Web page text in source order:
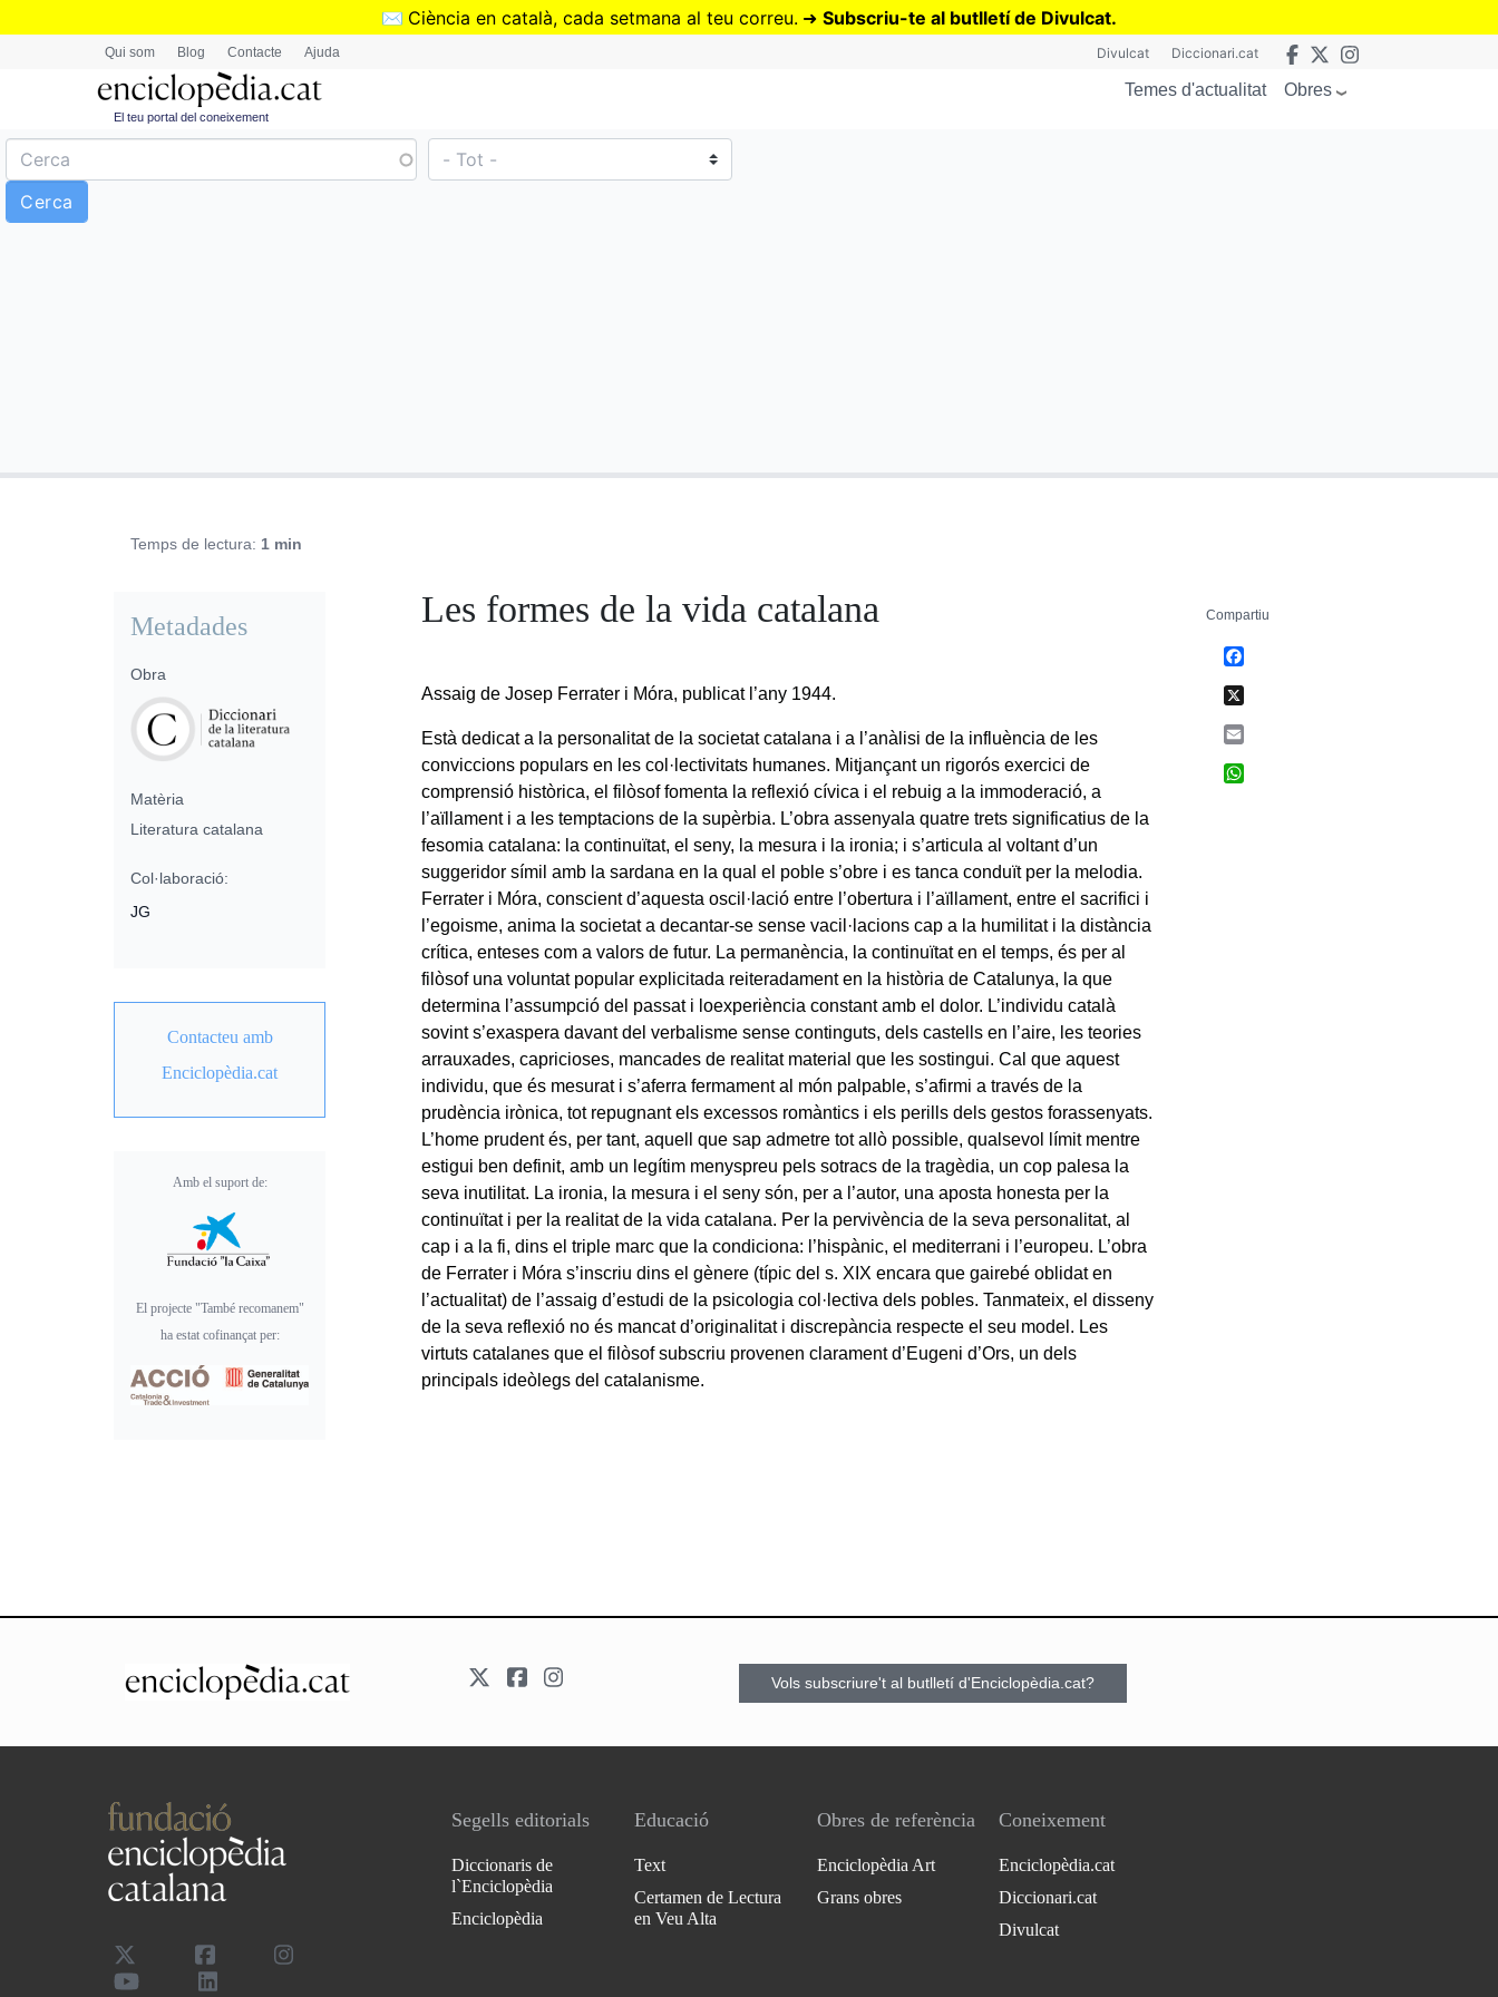
Vés
✉️ Ciència en català, cada setmana al teu correu. ➜ Subscriu-te al butlletí de Divulcat.
Qui som Blog Contacte Ajuda Divulcat Diccionari.cat
El teu portal del coneixement
Temes d'actualitat Obres
Temps de lectura: 1 min
Les formes de la vida catalana
Assaig de Josep Ferrater i Móra, publicat l’any 1944.
Està dedicat a la personalitat de la societat catalana i a l’anàlisi de la influència de les
conviccions populars en les col·lectivitats humanes. Mitjançant un rigorós exercici de
comprensió històrica, el filòsof fomenta la reflexió cívica i el rebuig a la immoderació, a
l’aïllament i a les temptacions de la supèrbia. L’obra assenyala quatre trets significatius de la
fesomia catalana: la continuïtat, el seny, la mesura i la ironia; i s’articula al voltant d’un
suggeridor símil amb la sardana en la qual el poble s’obre i es tanca conduït per la melodia.
Ferrater i Móra, conscient d’aquesta oscil·lació entre l’obertura i l’aïllament, entre el sacrifici i
l’egoisme, anima la societat a decantar-se sense vacil·lacions cap a la humilitat i la distància
crítica, enteses com a valors de futur. La permanència, la continuïtat en el temps, és per al
filòsof una voluntat popular explicitada reiteradament en la història de Catalunya, la que
determina l’assumpció del passat i loexperiència constant amb el dolor. L’individu català
sovint s’exaspera davant del verbalisme sense continguts, dels castells en l’aire, les teories
arrauxades, capricioses, mancades de realitat material que les sostingui. Cal que aquest
individu, que és mesurat i s’aferra fermament al món palpable, s’afirmi a través de la
prudència irònica, tot repugnant els excessos romàntics i els perills dels gestos forassenyats.
L’home prudent és, per tant, aquell que sap admetre tot allò possible, qualsevol límit mentre
estigui ben definit, amb un legítim menyspreu pels sotracs de la tragèdia, un cop palesa la
seva inutilitat. La ironia, la mesura i el seny són, per a l’autor, una aposta honesta per la
continuïtat i per la realitat de la vida catalana. Per la pervivència de la seva personalitat, al
cap i a la fi, dins el triple marc que la condiciona: l’hispànic, el mediterrani i l’europeu. L’obra
de Ferrater i Móra s’inscriu dins el gènere (típic del s. XIX encara que gairebé oblidat en
l’actualitat) de l’assaig d’estudi de la psicologia col·lectiva dels pobles. Tanmateix, el disseny
de la seva reflexió no és mancat d’originalitat i discrepància respecte el seu model. Les
virtuts catalanes que el filòsof subscriu provenen clarament d’Eugeni d’Ors, un dels
principals ideòlegs del catalanisme.
Metadades
Obra
Matèria
Literatura catalana
Col·laboració:
JG
Contacteu amb
Enciclopèdia.cat
Amb el suport de:
El projecte "També recomanem"
ha estat cofinançat per:
Compartiu
Vols subscriure't al butlletí d'Enciclopèdia.cat?
Segells editorials
Diccionaris de
l`Enciclopèdia
Enciclopèdia
Educació
Text
Certamen de Lectura
en Veu Alta
Obres de referència
Enciclopèdia Art
Grans obres
Coneixement
Enciclopèdia.cat
Diccionari.cat
Divulcat